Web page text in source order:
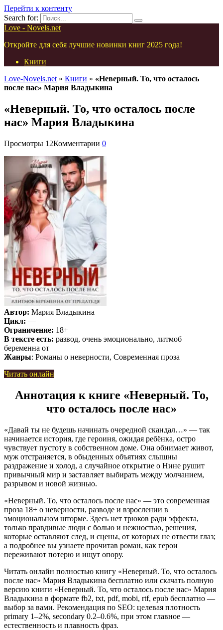
Перейти к контенту
Search for:
Love - Novels.net
Откройте для себя лучшие новинки книг 2025 года!
Книги
Love-Novels.net » Книги » «Неверный. То, что осталось
после нас» Мария Владыкина
«Неверный. То, что осталось после
нас» Мария Владыкина
Просмотры 12Комментарии 0
Автор: Мария Владыкина
Цикл: —
Ограничение: 18+
В тексте есть: развод, очень эмоционально, литмоб
беременна от
Жанры: Романы о неверности, Современная проза
Читать онлайн
Аннотация к книге «Неверный. То,
что осталось после нас»
«Давай ты не будешь начинать очередной скандал…» — так
начинается история, где героиня, ожидая ребёнка, остро
чувствует пустоту в собственном доме. Она обнимает живот,
муж отстраняется, в обыденных объятиях слышны
раздражение и холод, а случайное открытие о Нине рушит
привычный мир и заставляет выбирать между молчанием,
разрывом и новой жизнью.
«Неверный. То, что осталось после нас» — это современная
проза 18+ о неверности, разводе и взрослении в
эмоциональном шторме. Здесь нет трюков ради эффекта,
только правдивые люди с болью и нежностью, решения,
которые оставляют след, и сцены, от которых не отвести глаз;
а подробнее вы узнаете прочитав роман, как герои
переживают потерю и ищут опору.
Читать онлайн полностью книгу «Неверный. То, что осталось
после нас» Мария Владыкина бесплатно или скачать полную
версию книги «Неверный. То, что осталось после нас» Мария
Владыкина в формате fb2, txt, pdf, mobi, rtf, epub бесплатно —
выбор за вами. Рекомендация по SEO: целевая плотность
primary 1–2%, secondary 0.2–0.6%, при этом главное —
естественность и плавность фраз.